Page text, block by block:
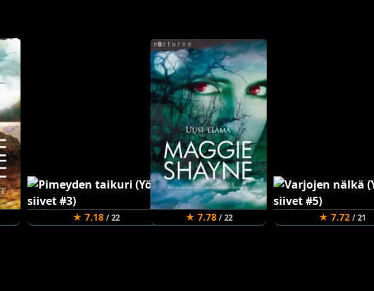
★ 7.18/ 22 ★ 7.78/ 22 ★ 7.72/ 21